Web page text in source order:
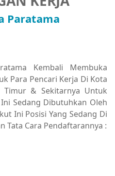
Paratama
Kembali Membuka
Para Pencari Kerja Di Kota
Timur & Sekitarnya Untuk
Sedang Dibutuhkan Oleh
Ini Posisi Yang Sedang Di
Tata Cara Pendaftarannya :